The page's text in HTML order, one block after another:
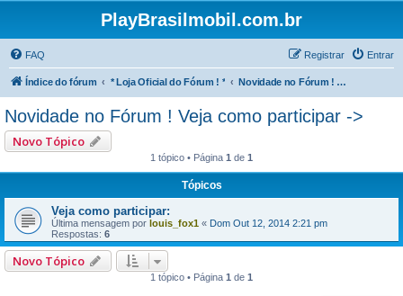
PlayBrasilmobil.com.br
FAQ Entrar
Registrar
Índice do fórum * Loja Oficial do Fórum ! * Novidade no Fórum ! Veja como participar ->
Novidade no Fórum ! Veja como participar ->
Novo Tópico
1 tópico • Página 1 de 1
Tópicos
Veja como participar:
Última mensagem por louis_fox1 « Dom Out 12, 2014 2:21 pm
Respostas: 6
Novo Tópico
1 tópico • Página 1 de 1